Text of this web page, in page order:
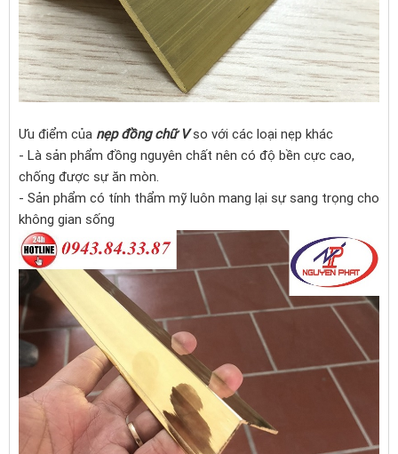
Ưu điểm của nẹp đồng chữ Vso với các loại nẹp khác
- Là sản phẩm đồng nguyên chất nên có độ bền cực cao,
chống được sự ăn mòn.
- Sản phẩm có tính thẩm mỹ luôn mang lại sự sang trọng cho
không gian sống